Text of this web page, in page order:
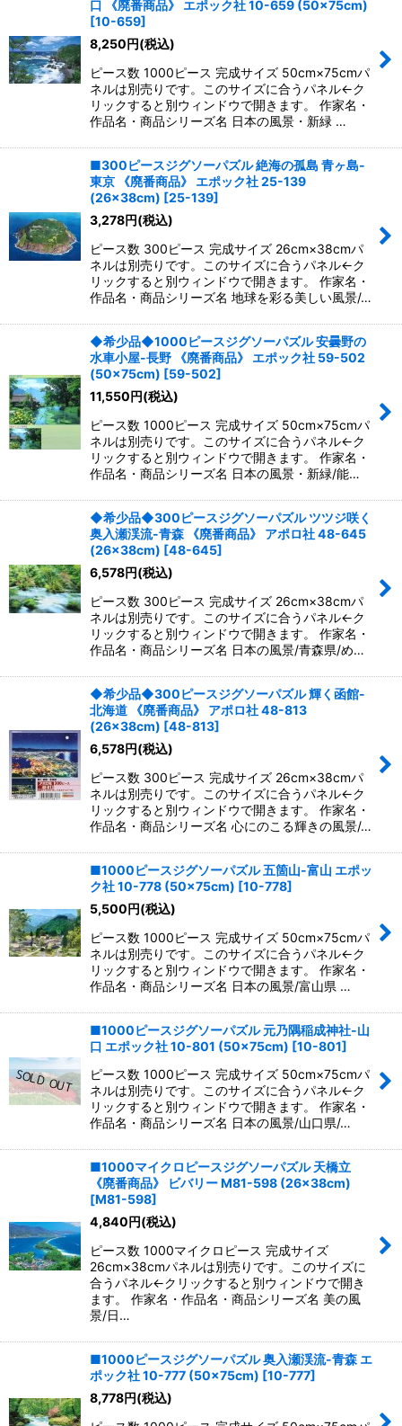
口 《廃番商品》 エポック社 10-659 (50×75cm)
[10-659]
8,250円(税込)
ピース数 1000ピース 完成サイズ 50cm×75cmパ
ネルは別売りです。このサイズに合うパネル←ク
リックすると別ウィンドウで開きます。 作家名・
作品名・商品シリーズ名 日本の風景・新緑 …
■300ピースジグソーパズル 絶海の孤島 青ヶ島-
東京 《廃番商品》 エポック社 25-139
(26×38cm) [25-139]
3,278円(税込)
ピース数 300ピース 完成サイズ 26cm×38cmパ
ネルは別売りです。このサイズに合うパネル←ク
リックすると別ウィンドウで開きます。 作家名・
作品名・商品シリーズ名 地球を彩る美しい風景/…
◆希少品◆1000ピースジグソーパズル 安曇野の
水車小屋-長野 《廃番商品》 エポック社 59-502
(50×75cm) [59-502]
11,550円(税込)
ピース数 1000ピース 完成サイズ 50cm×75cmパ
ネルは別売りです。このサイズに合うパネル←ク
リックすると別ウィンドウで開きます。 作家名・
作品名・商品シリーズ名 日本の風景・新緑/能…
◆希少品◆300ピースジグソーパズル ツツジ咲く
奥入瀬渓流-青森 《廃番商品》 アポロ社 48-645
(26×38cm) [48-645]
6,578円(税込)
ピース数 300ピース 完成サイズ 26cm×38cmパ
ネルは別売りです。このサイズに合うパネル←ク
リックすると別ウィンドウで開きます。 作家名・
作品名・商品シリーズ名 日本の風景/青森県/め…
◆希少品◆300ピースジグソーパズル 輝く函館-
北海道 《廃番商品》 アポロ社 48-813
(26×38cm) [48-813]
6,578円(税込)
ピース数 300ピース 完成サイズ 26cm×38cmパ
ネルは別売りです。このサイズに合うパネル←ク
リックすると別ウィンドウで開きます。 作家名・
作品名・商品シリーズ名 心にのこる輝きの風景/…
■1000ピースジグソーパズル 五箇山-富山 エポッ
ク社 10-778 (50×75cm) [10-778]
5,500円(税込)
ピース数 1000ピース 完成サイズ 50cm×75cmパ
ネルは別売りです。このサイズに合うパネル←ク
リックすると別ウィンドウで開きます。 作家名・
作品名・商品シリーズ名 日本の風景/富山県 …
■1000ピースジグソーパズル 元乃隅稲成神社-山
口 エポック社 10-801 (50×75cm) [10-801]
ピース数 1000ピース 完成サイズ 50cm×75cmパ
ネルは別売りです。このサイズに合うパネル←ク
リックすると別ウィンドウで開きます。 作家名・
作品名・商品シリーズ名 日本の風景/山口県/…
■1000マイクロピースジグソーパズル 天橋立
《廃番商品》 ビバリー M81-598 (26×38cm)
[M81-598]
4,840円(税込)
ピース数 1000マイクロピース 完成サイズ
26cm×38cmパネルは別売りです。このサイズに
合うパネル←クリックすると別ウィンドウで開き
ます。 作家名・作品名・商品シリーズ名 美の風
景/日…
■1000ピースジグソーパズル 奥入瀬渓流-青森 エ
ポック社 10-777 (50×75cm) [10-777]
8,778円(税込)